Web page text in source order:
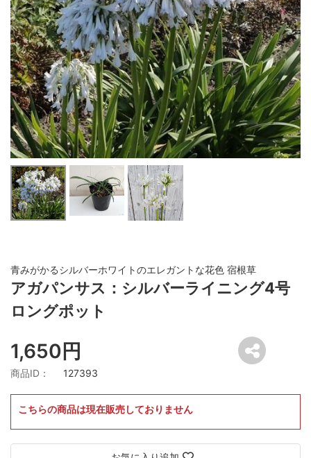
青みがかるシルバーホワイトのエレガントな花色 宿根草
アガパンサス：シルバーライニング4号
ロングポット
1,650円
商品ID： 127393
こちらの商品は現在販売しておりません